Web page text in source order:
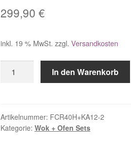
299,90 €
inkl. 19 % MwSt. zzgl. Versandkosten
FiRECHAG
EXTRA
HOCH
In den Warenkorb
Artikelnummer: FCR40H+KA12-2
Kategorie: Wok + Ofen Sets